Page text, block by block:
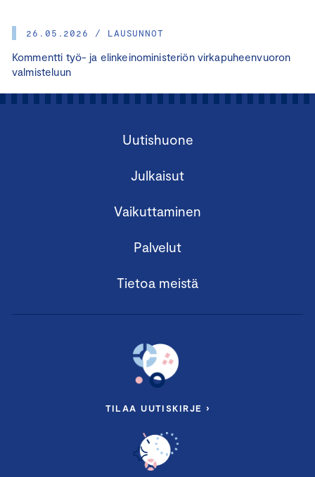
26.05.2026 / LAUSUNNOT
Kommentti työ- ja elinkeinoministeriön virkapuheenvuoron
valmisteluun
Uutishuone
Julkaisut
Vaikuttaminen
Palvelut
Tietoa meistä
TILAA UUTISKIRJE ›